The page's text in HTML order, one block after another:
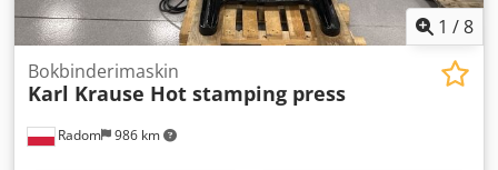
1 /8
Radom 986 km
Bokbinderimaskin
Karl Krause Hot stamping press